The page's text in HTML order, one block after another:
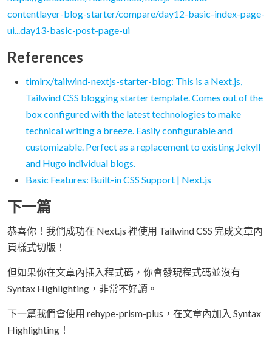
contentlayer-blog-starter/compare/day12-basic-index-page-
ui...day13-basic-post-page-ui
References
timlrx/tailwind-nextjs-starter-blog: This is a Next.js,
Tailwind CSS blogging starter template. Comes out of the
box configured with the latest technologies to make
technical writing a breeze. Easily configurable and
customizable. Perfect as a replacement to existing Jekyll
and Hugo individual blogs.
Basic Features: Built-in CSS Support | Next.js
下一篇
恭喜你！我們成功在 Next.js 裡使用 Tailwind CSS 完成文章內
頁樣式切版！
但如果你在文章內插入程式碼，你會發現程式碼並沒有
Syntax Highlighting，非常不好讀。
下一篇我們會使用 rehype-prism-plus，在文章內加入 Syntax
Highlighting！